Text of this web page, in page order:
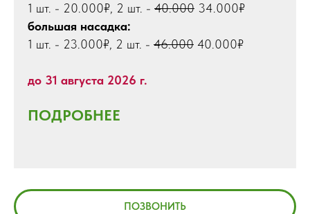
1 шт. - 20.000₽, 2 шт. - 40.000 34.000₽
большая насадка:
1 шт. - 23.000₽, 2 шт. - 46.000 40.000₽
до 31 августа 2026 г.
ПОДРОБНЕЕ
ПОЗВОНИТЬ